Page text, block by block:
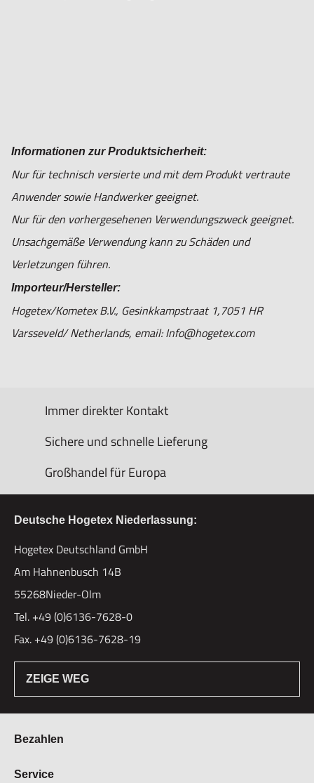
Informationen zur Produktsicherheit:
Nur für technisch versierte und mit dem Produkt vertraute
Anwender sowie Handwerker geeignet.
Nur für den vorhergesehenen Verwendungszweck geeignet.
Unsachgemäße Verwendung kann zu Schäden und
Verletzungen führen.
Importeur/Hersteller:
Hogetex/Kometex B.V., Gesinkkampstraat 1,7051 HR
Varsseveld/ Netherlands, email: Info@hogetex.com
Immer direkter Kontakt
Sichere und schnelle Lieferung
Großhandel für Europa
Deutsche Hogetex Niederlassung:
Hogetex Deutschland GmbH
Am Hahnenbusch 14B
55268Nieder-Olm
Tel. +49 (0)6136-7628-0
Fax. +49 (0)6136-7628-19
ZEIGE WEG
Bezahlen
Bestellung & Zahlung
Service